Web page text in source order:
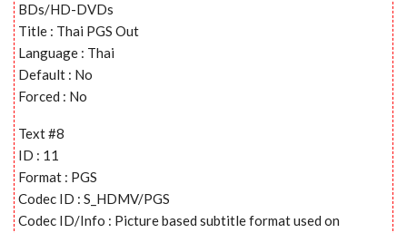
BDs/HD-DVDs
Title : Thai PGS Out
Language : Thai
Default : No
Forced : No
Text #8
ID : 11
Format : PGS
Codec ID : S_HDMV/PGS
Codec ID/Info : Picture based subtitle format used on